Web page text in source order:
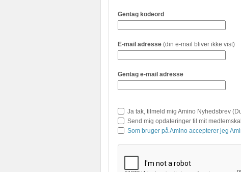
Gentag kodeord
E-mail adresse (din e-mail bliver ikke vist)
Gentag e-mail adresse
Ja tak, tilmeld mig Amino Nyhedsbrev
Send mig opdateringer til mit
Som bruger på Amino accepterer jeg